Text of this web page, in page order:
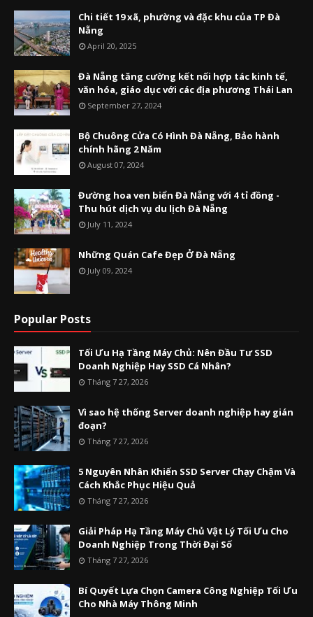
Chi tiết 19 xã, phường và đặc khu của TP Đà
Nẵng
April 20, 2025
Đà Nẵng tăng cường kết nối hợp tác kinh tế,
văn hóa, giáo dục với các địa phương Thái Lan
September 27, 2024
Bộ Chuông Cửa Có Hình Đà Nẵng, Bảo hành
chính hãng 2 Năm
August 07, 2024
Đường hoa ven biển Đà Nẵng với 4 tỉ đồng -
Thu hút dịch vụ du lịch Đà Nẵng
July 11, 2024
Những Quán Cafe Đẹp Ở Đà Nẵng
July 09, 2024
Popular Posts
Tối Ưu Hạ Tầng Máy Chủ: Nên Đầu Tư SSD
Doanh Nghiệp Hay SSD Cá Nhân?
Tháng 7 27, 2026
Vì sao hệ thống Server doanh nghiệp hay gián
đoạn?
Tháng 7 27, 2026
5 Nguyên Nhân Khiến SSD Server Chạy Chậm Và
Cách Khắc Phục Hiệu Quả
Tháng 7 27, 2026
Giải Pháp Hạ Tầng Máy Chủ Vật Lý Tối Ưu Cho
Doanh Nghiệp Trong Thời Đại Số
Tháng 7 27, 2026
Bí Quyết Lựa Chọn Camera Công Nghiệp Tối Ưu
Cho Nhà Máy Thông Minh